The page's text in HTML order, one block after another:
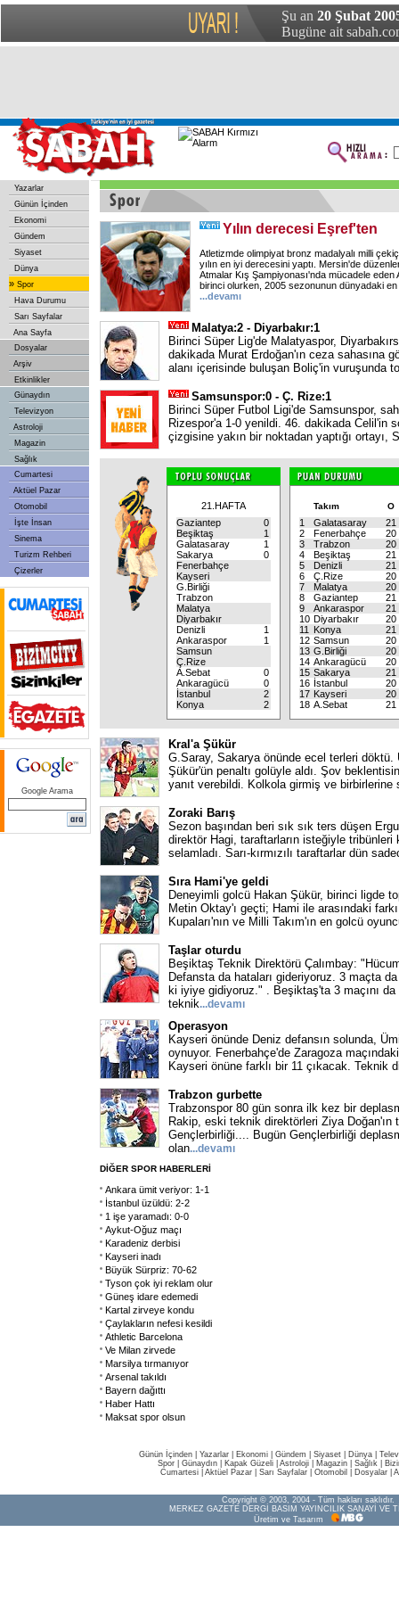
Şu an 20 Şubat
Bugüne ait
Yazarlar
Günün İçinden
Ekonomi
Gündem
Siyaset
Dünya
» Spor
Hava Durumu
Sarı Sayfalar
Ana Sayfa
Dosyalar
Arşiv
Etkinlikler
Günaydın
Televizyon
Astroloji
Magazin
Sağlık
Cumartesi
Aktüel Pazar
Otomobil
İşte İnsan
Sinema
Turizm Rehberi
Çizerler
Google Arama
Yılın derecesi Eşref'ten
Atletizmde olimpiyat bronz madalyalı milli
yılın en iyi derecesini yaptı. Mersin'de
Atmalar Kış Şampiyonası'nda mücadele
birinci olurken, 2005 sezonunun dünyadaki
...devamı
Malatya:2 - Diyarbakır:1
Birinci Süper Lig'de Malatyaspor,
dakikada Murat Erdoğan'ın ceza sahasına
alanı içerisinde buluşan Boliç'in vuruşunda
Samsunspor:0 - Ç. Rize:1
Birinci Süper Futbol Ligi'de Samsunspor,
Rizespor'a 1-0 yenildi. 46. dakikada Celil'in
çizgisine yakın bir noktadan yaptığı ortayı,
21.HAFTA
Gaziantep
0
Beşiktaş
1
Galatasaray
1
Sakarya
0
Fenerbahçe
Kayseri
G.Birliği
Trabzon
Malatya
Diyarbakır
Denizli
1
Ankaraspor
1
Samsun
Ç.Rize
A.Sebat
0
Ankaragücü
0
İstanbul
2
Konya
2
Takım O
1 Galatasaray
21
2
Fenerbahçe
20
3
Trabzon
20
4
Beşiktaş
21
5
Denizli
21
6
Ç.Rize
20
7
Malatya
20
8
Gaziantep
21
9
Ankaraspor
21
10 Diyarbakır
20
11
Konya
21
12 Samsun
20
13 G.Birliği
20
14 Ankaragücü
20
15 Sakarya
21
16 İstanbul
20
17 Kayseri
20
18 A.Sebat 21
Kral'a Şükür
G.Saray, Sakarya önünde ecel terleri döktü.
Şükür'ün penaltı golüyle aldı. Şov
yanıt verebildi. Kolkola girmiş ve birbirlerine
Zoraki Barış
Sezon başından beri sık sık ters düşen
direktör Hagi, taraftarların isteğiyle tribünleri
selamladı. Sarı-kırmızılı taraftarlar dün
Sıra Hami'ye geldi
Deneyimli golcü Hakan Şükür, birinci ligde
Metin Oktay'ı geçti; Hami ile arasındaki
Kupaları'nın ve Milli Takım'ın en golcü
Taşlar oturdu
Beşiktaş Teknik Direktörü Çalımbay:
Defansta da hataları gideriyoruz. 3 maçta
ki iyiye gidiyoruz." . Beşiktaş'ta 3 maçını da
teknik...devamı
Operasyon
Kayseri önünde Deniz defansın solunda,
oynuyor. Fenerbahçe'de Zaragoza
Kayseri önüne farklı bir 11 çıkacak. Teknik
Trabzon gurbette
Trabzonspor 80 gün sonra ilk kez bir
Rakip, eski teknik direktörleri Ziya Doğan'ın
Gençlerbirliği.... Bugün Gençlerbirliği
olan...devamı
DİĞER SPOR HABERLERİ
Ankara ümit veriyor: 1-1
İstanbul üzüldü: 2-2
1 işe yaramadı: 0-0
Aykut-Oğuz maçı
Karadeniz derbisi
Kayseri inadı
Büyük Sürpriz: 70-62
Tyson çok iyi reklam olur
Güneş idare edemedi
Kartal zirveye kondu
Çaylakların nefesi kesildi
Athletic Barcelona
Ve Milan zirvede
Marsilya tırmanıyor
Arsenal takıldı
Bayern dağıttı
Haber Hattı
Maksat spor olsun
Günün İçinden Yazarlar Ekonomi Gündem Siyaset Dünya |
Spor
Günaydın Kapak Güzeli Astroloji Magazin Sağlık
Cumartesi| Aktüel Pazar| Sarı Sayfalar| Otomobil Dosyalar|
Copyright © 2003, 2004 - Tüm hakları saklıdır.
MERKEZ GAZETE DERGİ BASIM YAYINCILIK SANAYİ VE
Üretim ve Tasarım